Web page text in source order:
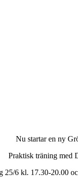
Nu startar en ny
Praktisk träning med
25/6 kl. 17.30-20.00